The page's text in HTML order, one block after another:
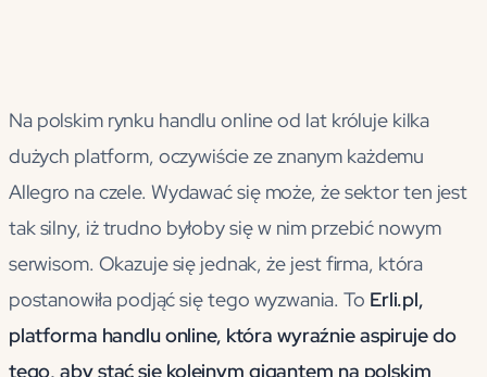
Na polskim rynku handlu online od lat króluje kilka
dużych platform, oczywiście ze znanym każdemu
Allegro na czele. Wydawać się może, że sektor ten jest
tak silny, iż trudno byłoby się w nim przebić nowym
serwisom. Okazuje się jednak, że jest firma, która
postanowiła podjąć się tego wyzwania. To Erli.pl,
platforma handlu online, która wyraźnie aspiruje do
tego, aby stać się kolejnym gigantem na polskim